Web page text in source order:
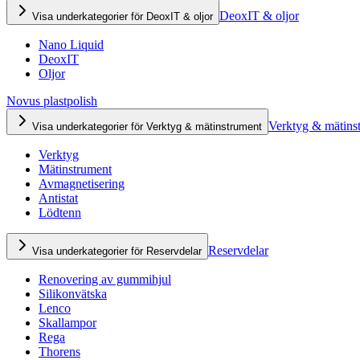
Visa underkategorier för DeoxIT & oljor DeoxIT & oljor
Nano Liquid
DeoxIT
Oljor
Novus plastpolish
Visa underkategorier för Verktyg & mätinstrument Verktyg &
Verktyg
Mätinstrument
Avmagnetisering
Antistat
Lödtenn
Visa underkategorier för Reservdelar Reservdelar
Renovering av gummihjul
Silikonvätska
Lenco
Skallampor
Rega
Thorens